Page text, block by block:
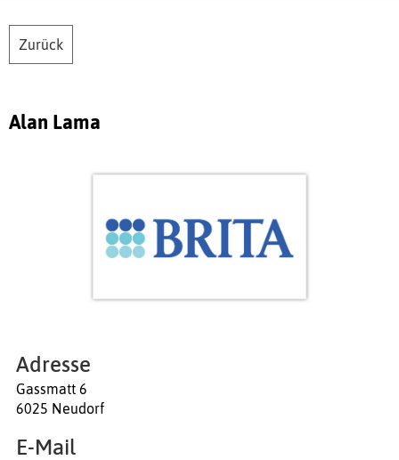
Zurück
Alan Lama
Adresse
Gassmatt 6
6025 Neudorf
E-Mail